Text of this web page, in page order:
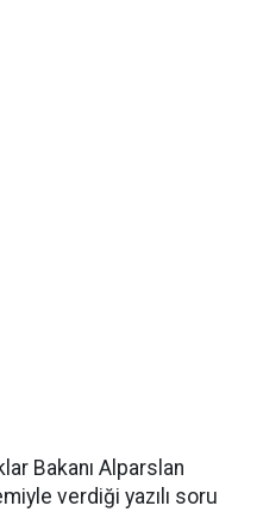
Bakanı Alparslan
verdiği yazılı soru